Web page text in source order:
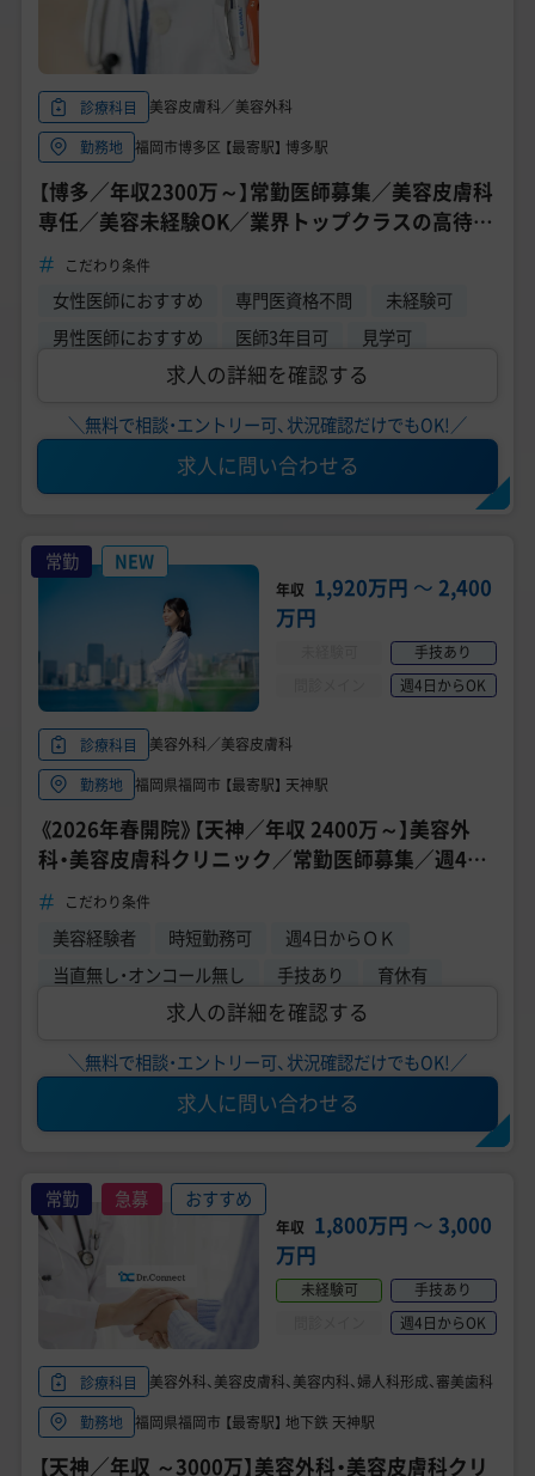
診療科目
美容皮膚科／美容外科
勤務地 福岡市博多区 【最寄駅】 博多駅
【博多／年収2300万～】常勤医師募集／美容皮膚科
専任／美容未経験OK／業界トップクラスの高待遇
求人《TCB東京中央美容外科 福岡博多院》
こだわり条件
女性医師におすすめ 専門医資格不問
未経験可
男性医師におすすめ
医師3年目可 見学可
求人の詳細を確認する
＼無料で相談・エントリー可、状況確認だけでもOK!／
求人に問い合わせる
常勤 NEW
年収 1,920万円 〜 2,400
万円
手技あり
週4日からOK
診療科目
美容外科／美容皮膚科
勤務地 福岡県福岡市 【最寄駅】 天神駅
《2026年春開院》【天神／年収 2400万～】美容外
科・美容皮膚科クリニック／常勤医師募集／週4日
～勤務OK／形成外科専門医募集
こだわり条件
美容経験者 時短勤務可
週4日からＯＫ
当直無し・オンコール無し
手技あり 育休有
求人の詳細を確認する
＼無料で相談・エントリー可、状況確認だけでもOK!／
求人に問い合わせる
常勤 急募 おすすめ
年収 1,800万円 〜 3,000
万円
未経験可
手技あり
週4日からOK
診療科目
美容外科、美容皮膚科、美容内科、婦人科形成、審美歯科
勤務地 福岡県福岡市 【最寄駅】 地下鉄 天神駅
【天神／年収 ～3000万】美容外科・美容皮膚科クリ